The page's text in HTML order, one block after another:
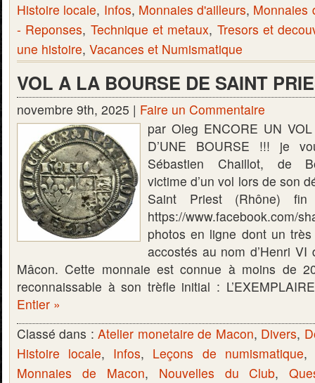
Histoire locale, Infos, Monnaies d'ailleurs, Monnaies
- Reponses, Technique et metaux, Tresors et
une histoire, Vacances et Numismatique
VOL A LA BOURSE DE SAINT
novembre 9th, 2025 | Faire un Commentaire
par Oleg ENCORE UN
D’UNE BOURSE !!! je
Sébastien Chaillot, de
victime d’un vol lors de son
Saint Priest (Rhône)
https://www.facebook.com/
photos en ligne dont un
accostés au nom d’Henri VI
Mâcon. Cette monnaie est connue à moins de
reconnaissable à son trèfle initial :
Entier »
Classé dans :Atelier monetaire de Macon, Divers,
Histoire locale, Infos, Leçons de numismatique,
Monnaies de Macon, Nouvelles du Club,